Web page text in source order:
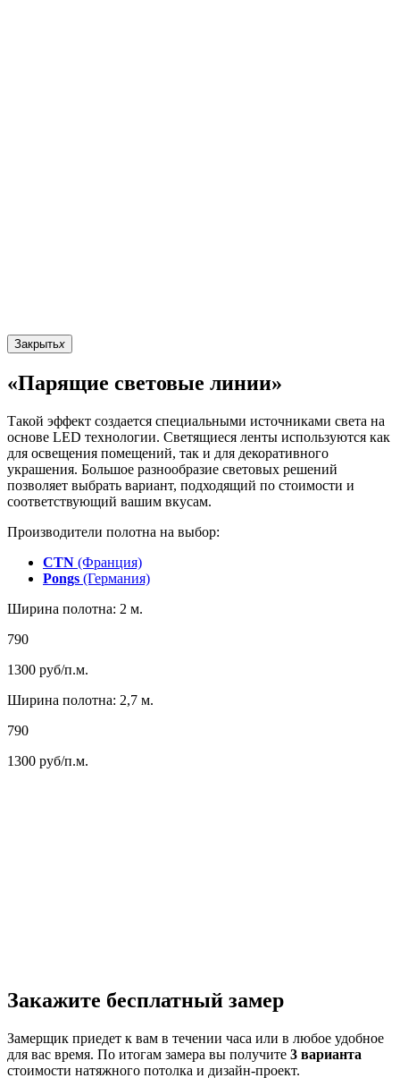
Закрытьx
«Парящие световые линии»
Такой эффект создается специальными источниками света на
основе LED технологии. Светящиеся ленты используются как
для освещения помещений, так и для декоративного
украшения. Большое разнообразие световых решений
позволяет выбрать вариант, подходящий по стоимости и
соответствующий вашим вкусам.
Производители полотна на выбор:
CTN (Франция)
Pongs (Германия)
Ширина полотна: 2 м.
790
1300 руб/п.м.
Ширина полотна: 2,7 м.
790
1300 руб/п.м.
Закажите бесплатный замер
Замерщик приедет к вам в течении часа или в любое удобное
для вас время. По итогам замера вы получите 3 варианта
стоимости натяжного потолка и дизайн-проект.